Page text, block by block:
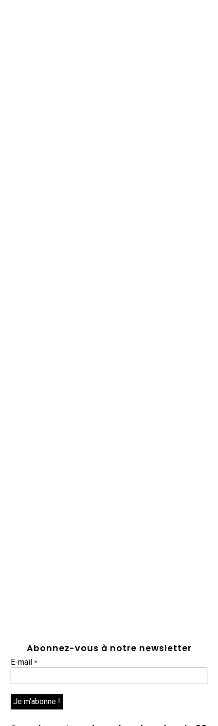
Abonnez-vous à notre newsletter
E-mail*